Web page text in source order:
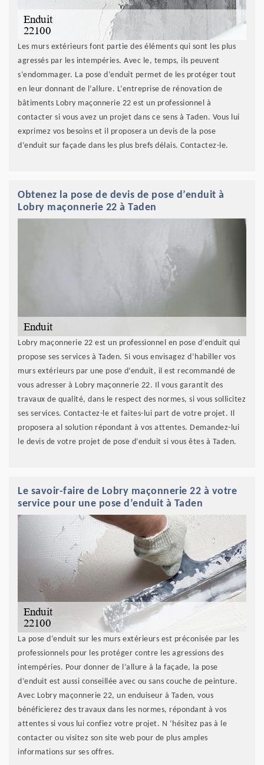
Les murs extérieurs font partie des éléments qui sont les plus
agressés par les intempéries. Avec le, temps, ils peuvent
s’endommager. La pose d’enduit permet de les protéger tout
en leur donnant de l’allure. L’entreprise de rénovation de
bâtiments Lobry maçonnerie 22 est un professionnel à
contacter si vous avez un projet dans ce sens à Taden. Vous lui
exprimez vos besoins et il proposera un devis de la pose
d’enduit sur façade dans les plus brefs délais. Contactez-le.
Obtenez la pose de devis de pose d’enduit à
Lobry maçonnerie 22 à Taden
Lobry maçonnerie 22 est un professionnel en pose d’enduit qui
propose ses services à Taden. Si vous envisagez d’habiller vos
murs extérieurs par une pose d’enduit, il est recommandé de
vous adresser à Lobry maçonnerie 22. Il vous garantit des
travaux de qualité, dans le respect des normes, si vous sollicitez
ses services. Contactez-le et faites-lui part de votre projet. Il
proposera al solution répondant à vos attentes. Demandez-lui
le devis de votre projet de pose d’enduit si vous êtes à Taden.
Le savoir-faire de Lobry maçonnerie 22 à votre
service pour une pose d’enduit à Taden
La pose d’enduit sur les murs extérieurs est préconisée par les
professionnels pour les protéger contre les agressions des
intempéries. Pour donner de l’allure à la façade, la pose
d’enduit est aussi conseillée avec ou sans couche de peinture.
Avec Lobry maçonnerie 22, un enduiseur à Taden, vous
bénéficierez des travaux dans les normes, répondant à vos
attentes si vous lui confiez votre projet. N ‘hésitez pas à le
contacter ou visitez son site web pour de plus amples
informations sur ses offres.